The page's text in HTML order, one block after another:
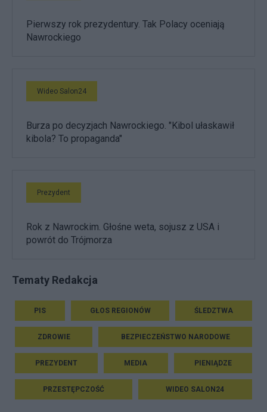
Pierwszy rok prezydentury. Tak Polacy oceniają
Nawrockiego
Wideo Salon24
Burza po decyzjach Nawrockiego. "Kibol ułaskawił
kibola? To propaganda"
Prezydent
Rok z Nawrockim. Głośne weta, sojusz z USA i
powrót do Trójmorza
Tematy Redakcja
PIS GŁOS REGIONÓW ŚLEDZTWA
ZDROWIE BEZPIECZEŃSTWO NARODOWE
PREZYDENT MEDIA PIENIĄDZE
PRZESTĘPCZOŚĆ WIDEO SALON24